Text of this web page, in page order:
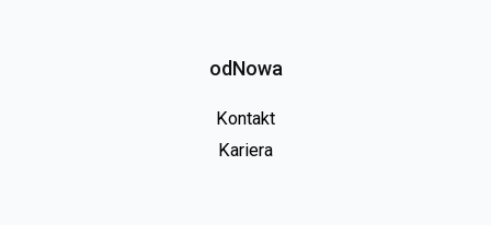
odNowa
Kontakt
Kariera